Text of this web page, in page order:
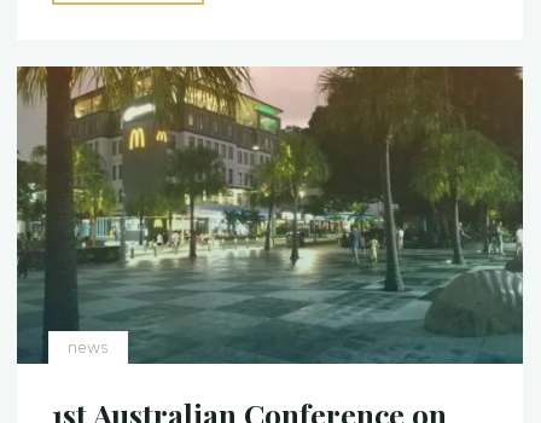
究
イ
ベ
ン
ト】
齋
藤
先
生
お
日"
news
1st Australian Conference on